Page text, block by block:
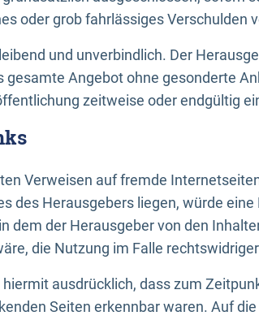
oder grob fahrlässiges Verschulden
und unverbindlich. Der
gesamte Angebot ohne gesonderte
zeitweise oder endgültig
Verweisen auf fremde
des Herausgebers liegen, würde
dem der Herausgeber von den
die Nutzung im Falle
ausdrücklich, dass zum
Seiten erkennbar waren. Auf